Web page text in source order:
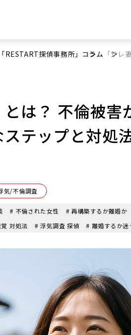
探偵事務所」 コラム 「サレ
とは？ 不倫被
テップと対処
気/不倫調査
# 不倫された女性 # 再構築するか離婚か
対処法 # 浮気調査 探偵 # 離婚するか迷